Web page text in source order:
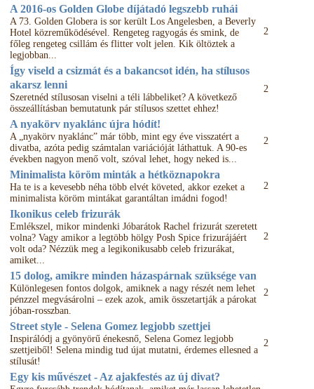
A 2016-os Golden Globe díjátadó legszebb ruhái
A 73. Golden Globera is sor került Los Angelesben, a Beverly
Hotel közreműködésével. Rengeteg ragyogás és smink, de
főleg rengeteg csillám és flitter volt jelen. Kik öltöztek a
legjobban...
2
Így viseld a csizmát és a bakancsot idén, ha stílusos
akarsz lenni
Szeretnéd stílusosan viselni a téli lábbeliket? A következő
összeállításban bemutatunk pár stílusos szettet ehhez!
2
A nyakörv nyaklánc újra hódít!
A „nyakörv nyaklánc” már több, mint egy éve visszatért a
divatba, azóta pedig számtalan variációját láthattuk. A 90-es
években nagyon menő volt, szóval lehet, hogy neked is...
2
Minimalista köröm minták a hétköznapokra
Ha te is a kevesebb néha több elvét követed, akkor ezeket a
minimalista köröm mintákat garantáltan imádni fogod!
2
Ikonikus celeb frizurák
Emlékszel, mikor mindenki Jóbarátok Rachel frizurát szeretett
volna? Vagy amikor a legtöbb hölgy Posh Spice frizurájáért
volt oda? Nézzük meg a legikonikusabb celeb frizurákat,
amiket...
2
15 dolog, amikre minden házaspárnak szüksége van
Különlegesen fontos dolgok, amiknek a nagy részét nem lehet
pénzzel megvásárolni – ezek azok, amik összetartják a párokat
jóban-rosszban.
2
Street style - Selena Gomez legjobb szettjei
Inspirálódj a gyönyörű énekesnő, Selena Gomez legjobb
szettjeiből! Selena mindig tud újat mutatni, érdemes ellesned a
stílusát!
2
Egy kis művészet - Az ajakfestés az új divat?